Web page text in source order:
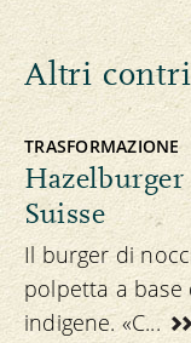
Altri
TRASFORMAZIONE
Suisse
Il burger di
polpetta a base
indigene. «C...